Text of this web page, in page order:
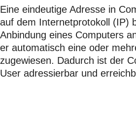
Eine eindeutige Adresse in
auf dem Internetprotokoll (IP)
Anbindung eines Computers
er automatisch eine oder
zugewiesen. Dadurch ist der
User adressierbar und